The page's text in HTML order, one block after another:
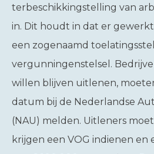
terbeschikkingstelling van
in. Dit houdt in dat er
een zogenaamd
vergunningenstelsel.
willen blijven uitlenen,
datum bij de Nederlandse
(NAU) melden. Uitleners
krijgen een VOG indienen en